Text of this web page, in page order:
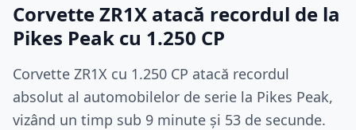
Corvette ZR1X atacă recordul de la
Pikes Peak cu 1.250 CP
Corvette ZR1X cu 1.250 CP atacă recordul
absolut al automobilelor de serie la Pikes Peak,
vizând un timp sub 9 minute și 53 de secunde.